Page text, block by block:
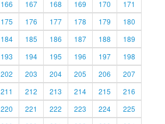
166 167 168 169 170
171
175 176 177 178 179
180
184 185 186 187 188
189
193 194 195 196 197
198
202 203 204 205 206
207
211 212 213 214 215
216
220 221 222 223 224
225